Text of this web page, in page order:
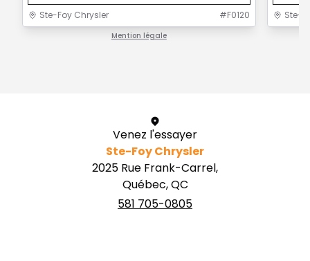
Ste-Foy Chrysler #F0120
Mention légale
Ste-
Venez l'essayer
Ste-Foy Chrysler
2025 Rue Frank-Carrel,
Québec, QC
581 705-0805